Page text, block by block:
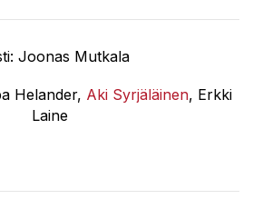
Joonas Mutkala
Helander, Aki Syrjäläinen, Erkki
Laine